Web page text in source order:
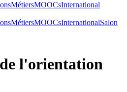
MétiersMOOCsInternational
MétiersMOOCsInternationalSalon
l'orientation